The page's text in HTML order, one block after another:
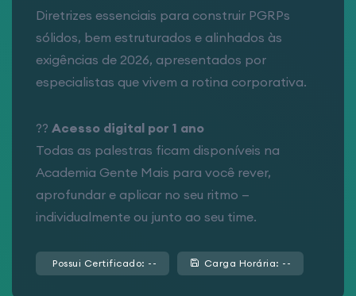
Diretrizes essenciais para construir PGRPs
sólidos, bem estruturados e alinhados às
exigências de 2026, apresentados por
especialistas que vivem a rotina corporativa.
?? Acesso digital por 1 ano
Todas as palestras ficam disponíveis na
Academia Gente Mais para você rever,
aprofundar e aplicar no seu ritmo —
individualmente ou junto ao seu time.
Possui Certificado: -- Carga Horária: --